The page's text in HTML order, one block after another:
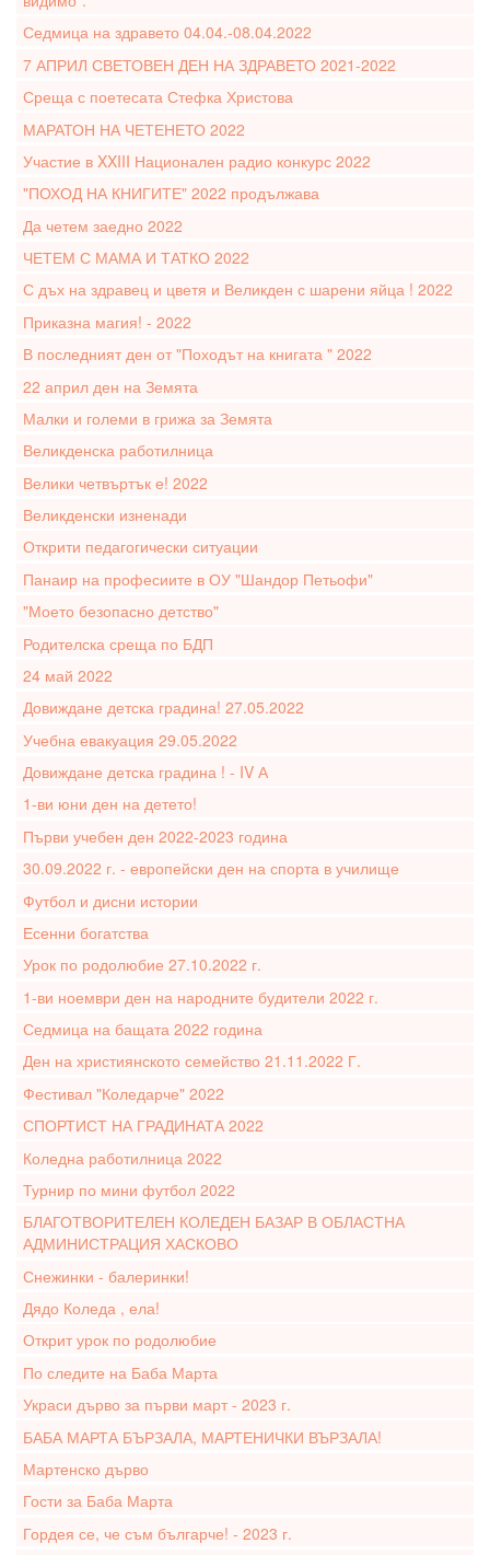
Седмица на здравето 04.04.-08.04.2022
7 АПРИЛ СВЕТОВЕН ДЕН НА ЗДРАВЕТО 2021-2022
Среща с поетесата Стефка Христова
МАРАТОН НА ЧЕТЕНЕТО 2022
Участие в XXIII Национален радио конкурс 2022
"ПОХОД НА КНИГИТЕ" 2022 продължава
Да четем заедно 2022
ЧЕТЕМ С МАМА И ТАТКО 2022
С дъх на здравец и цветя и Великден с шарени яйца ! 2022
Приказна магия! - 2022
В последният ден от "Походът на книгата " 2022
22 април ден на Земята
Малки и големи в грижа за Земята
Великденска работилница
Велики четвъртък е! 2022
Великденски изненади
Открити педагогически ситуации
Панаир на професиите в ОУ "Шандор Петьофи"
"Моето безопасно детство"
Родителска среща по БДП
24 май 2022
Довиждане детска градина! 27.05.2022
Учебна евакуация 29.05.2022
Довиждане детска градина ! - IV А
1-ви юни ден на детето!
Първи учебен ден 2022-2023 година
30.09.2022 г. - европейски ден на спорта в училище
Футбол и дисни истории
Есенни богатства
Урок по родолюбие 27.10.2022 г.
1-ви ноември ден на народните будители 2022 г.
Седмица на бащата 2022 година
Ден на християнското семейство 21.11.2022 Г.
Фестивал "Коледарче" 2022
СПОРТИСТ НА ГРАДИНАТА 2022
Коледна работилница 2022
Турнир по мини футбол 2022
БЛАГОТВОРИТЕЛЕН КОЛЕДЕН БАЗАР В ОБЛАСТНА
АДМИНИСТРАЦИЯ ХАСКОВО
Снежинки - балеринки!
Дядо Коледа , ела!
Открит урок по родолюбие
По следите на Баба Марта
Украси дърво за първи март - 2023 г.
БАБА МАРТА БЪРЗАЛА, МАРТЕНИЧКИ ВЪРЗАЛА!
Мартенско дърво
Гости за Баба Марта
Гордея се, че съм българче! - 2023 г.